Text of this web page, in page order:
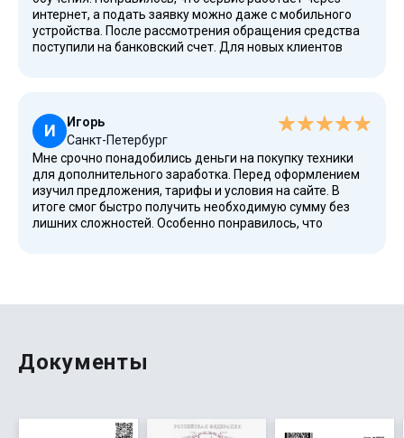
интернет, а подать заявку можно даже с мобильного
устройства. После рассмотрения обращения средства
поступили на банковский счет. Для новых клиентов
И
Игорь
Санкт-Петербург
Мне срочно понадобились деньги на покупку техники
для дополнительного заработка. Перед оформлением
изучил предложения, тарифы и условия на сайте. В
итоге смог быстро получить необходимую сумму без
лишних сложностей. Особенно понравилось, что
Документы